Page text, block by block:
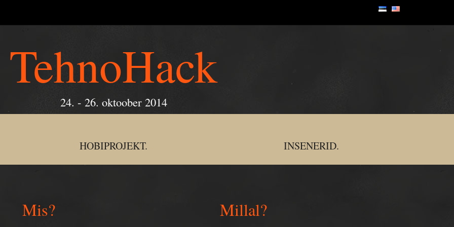
TehnoHack
24. - 26. oktoober 2014
HOBIPROJEKT. INSENERID.
Mis? Millal?